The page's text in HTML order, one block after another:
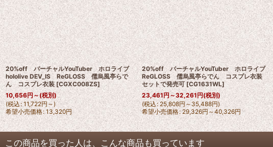
20%off バーチャルYouTuber ホロライブ
hololive DEV_IS ReGLOSS 儒烏風亭らで
ん コスプレ衣装 [CGXC008ZS]
10,656円～(税別)
(税込: 11,722円～)
希望小売価格: 13,320円
20%off バーチャルYouTuber ホロライブ
ReGLOSS 儒烏風亭らでん コスプレ衣装
セットで発売可 [CG1631WL]
23,461円～32,261円(税別)
(税込: 25,808円～35,488円)
希望小売価格: 29,326円～40,326円
この商品を買った人は、こんな商品も買っています